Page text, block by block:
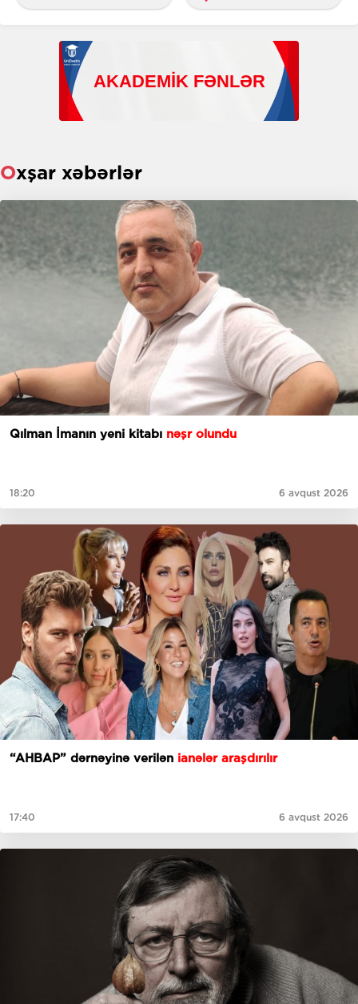
Oxşar xəbərlər
Qılman İmanın yeni kitabı nəşr olundu
18:20 6 avqust 2026
“AHBAP” dərnəyinə verilən ianələr araşdırılır
17:40 6 avqust 2026